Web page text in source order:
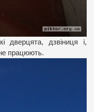
дверцята, дзвіниця і,
працюють.